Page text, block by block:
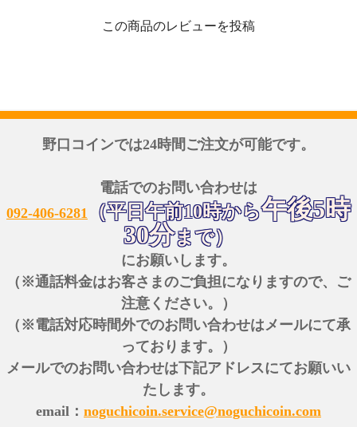
この商品のレビューを投稿
野口コインでは24時間ご注文が可能です。
電話でのお問い合わせは
092-406-6281
（平日午前10時から午後5時
30分まで）
にお願いします。
（※通話料金はお客さまのご負担になりますので、ご
注意ください。）
（※電話対応時間外でのお問い合わせはメールにて承
っております。）
メールでのお問い合わせは下記アドレスにてお願いい
たします。
email： noguchicoin.service@noguchicoin.com